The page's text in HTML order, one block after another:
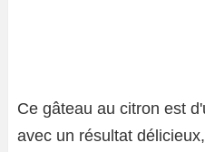
Ce gâteau au citron est
avec un résultat